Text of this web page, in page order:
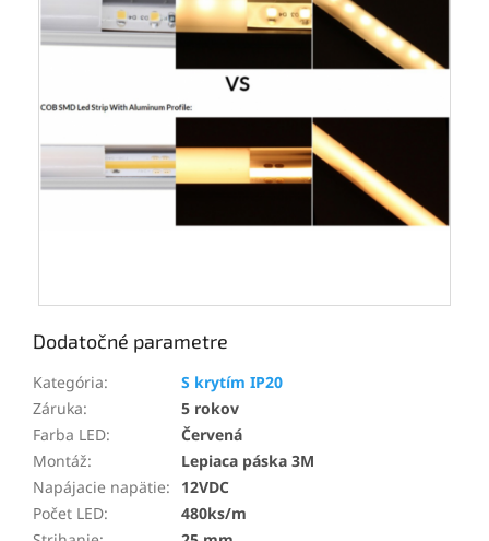
Dodatočné parametre
Kategória:
S krytím IP20
Záruka:
5 rokov
Farba LED:
Červená
Montáž:
Lepiaca páska 3M
Napájacie napätie:
12VDC
Počet LED:
480ks/m